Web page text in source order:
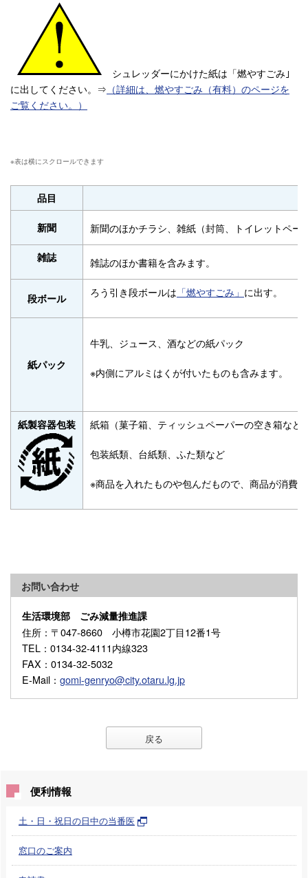
シュレッダーにかけた紙は「燃やすごみ｣
に出してください。⇒ （詳細は、燃やすごみ（有料）のページを
ご覧ください。）
品目
新聞 新聞のほかチラシ、雑紙（封筒、トイレットペー
雑誌 雑誌のほか書籍を含みます。
段ボール ろう引き段ボールは 「燃やすごみ」 に出す。
紙パック
牛乳、ジュース、酒などの紙パック
※内側にアルミはくが付いたものも含みます。
紙製容器包装 紙箱（菓子箱、ティッシュペーパーの空き箱など
包装紙類、台紙類、ふた類など
※商品を入れたものや包んだもので、商品が消費
お問い合わせ
生活環境部 ごみ減量推進課
住所 ：〒047-8660 小樽市花園2丁目12番1号
TEL ：0134-32-4111内線323
FAX ：0134-32-5032
E-Mail ： gomi-genryo@city.otaru.lg.jp
戻る
便利情報
土・日・祝日の日中の当番医
窓口のご案内